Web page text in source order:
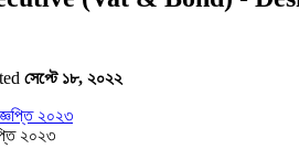
সেপ্টে ১৮, ২০২২
২০২৩